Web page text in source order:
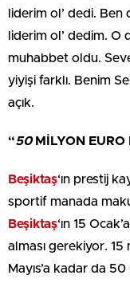
liderim ol’ dedi.
liderim ol’ dedim. O
muhabbet oldu.
yiyişi farklı. Benim
açık.
“50 MİLYON
Beşiktaş‘ın prestij
sportif manada
Beşiktaş‘ın 15
alması gerekiyor. 15
Mayıs’a kadar da